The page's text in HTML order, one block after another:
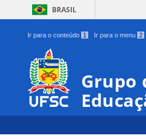
BRASIL
Ir para o conteúdo 1 Ir para o menu 2
Grupo